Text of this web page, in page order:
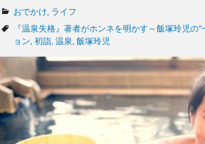
カ
テ
おでかけ
ライフ
タ
グ
『温泉失格』著者がホンネを明かす～飯塚玲児の“
ョン 初詣 温泉 飯塚玲児